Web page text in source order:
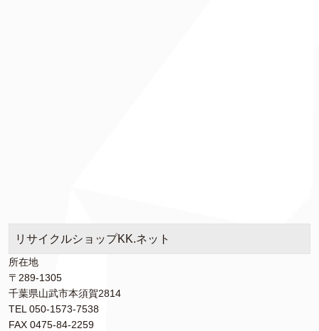
リサイクルショップKK.ネット
所在地
〒289-1305
千葉県山武市本須賀2814
TEL 050-1573-7538
FAX 0475-84-2259